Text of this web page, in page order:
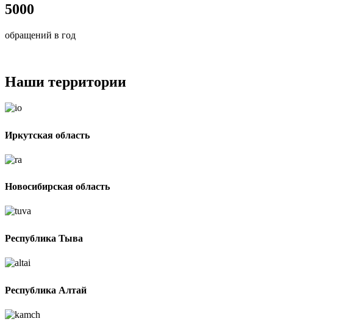
5000
обращений в год
Наши территории
Иркутская область
Новосибирская область
Республика Тыва
Республика Алтай